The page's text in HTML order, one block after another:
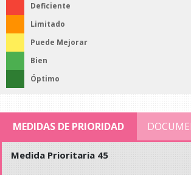
Deficiente
Limitado
Puede Mejorar
Bien
Óptimo
MEDIDAS DE PRIORIDAD
Medida Prioritaria 45